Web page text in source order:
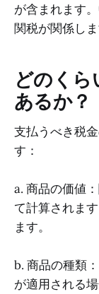
が含まれます
関税が関係しま
どのくら
あるか？
支払うべき税
す：
a. 商品の価値
て計算されま
ます。
b. 商品の種類
が適用される